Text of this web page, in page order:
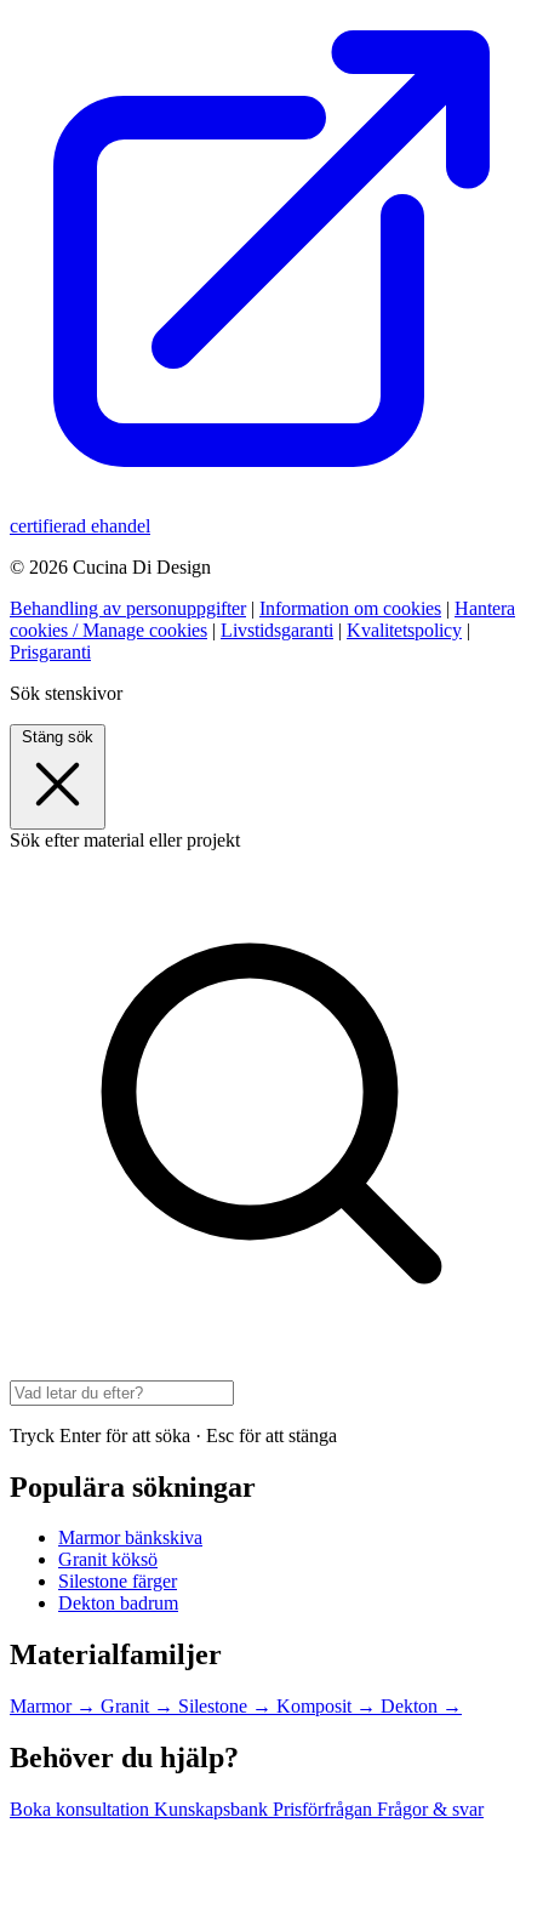
certifierad ehandel
© 2026 Cucina Di Design
Behandling av personuppgifter | Information om cookies | Hantera
cookies / Manage cookies | Livstidsgaranti | Kvalitetspolicy |
Prisgaranti
Sök stenskivor
Stäng sök
Sök efter material eller projekt
Tryck Enter för att söka · Esc för att stänga
Populära sökningar
Marmor bänkskiva
Granit köksö
Silestone färger
Dekton badrum
Materialfamiljer
Marmor → Granit → Silestone → Komposit → Dekton →
Behöver du hjälp?
Boka konsultation Kunskapsbank Prisförfrågan Frågor & svar